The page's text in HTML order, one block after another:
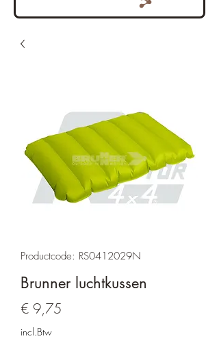
Productcode: RS0412029N
Brunner luchtkussen
€ 9,75
incl.Btw